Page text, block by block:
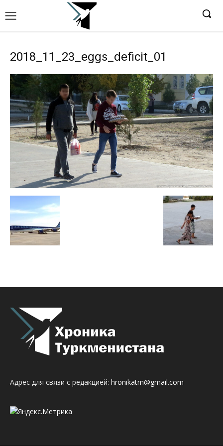
2018_11_23_eggs_deficit_01
Адрес для связи с редакцией: hronikatm@gmail.com